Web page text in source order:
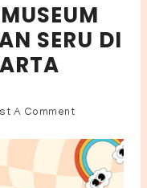
SERU DI
A Comment